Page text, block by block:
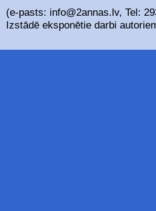
(e-pasts: info@2annas.lv, Tel:
Izstādē eksponētie darbi